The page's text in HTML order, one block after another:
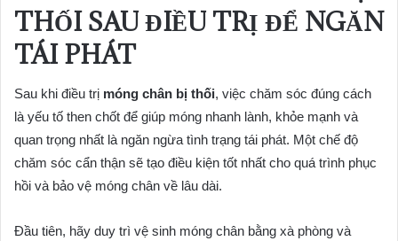
THỐI SAU ĐIỀU TRỊ ĐỂ NGĂN
TÁI PHÁT
Sau khi điều trị móng chân bị thối, việc chăm sóc đúng cách
là yếu tố then chốt để giúp móng nhanh lành, khỏe mạnh và
quan trọng nhất là ngăn ngừa tình trạng tái phát. Một chế độ
chăm sóc cẩn thận sẽ tạo điều kiện tốt nhất cho quá trình phục
hồi và bảo vệ móng chân về lâu dài.
Đầu tiên, hãy duy trì vệ sinh móng chân bằng xà phòng và